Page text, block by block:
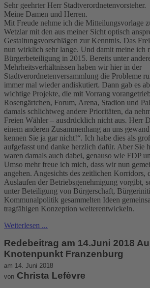
Sehr geehrter Herr Stadtverordnetenvorsteher.
Meine Damen und Herren.
Mit Freude nehme ich die Mitteilungsvorlage
Wetzlar mit den aus meiner Sicht optisch
Gestaltungsvorschlägen zur Kenntnis. Das
nun wirklich sehr lange. Und damit meine ich
Bürgerbeteiligung in 2015. Bereits unter
Mehrheitsverhältnissen haben wir hier in der
Stadtverordnetenversammlung die Probleme
immer mal wieder andiskutiert. Dann gab es
wichtige Projekte, die mit Vorrang
Rosengärtchen, Forum, Arena, Stadion und
damals schlichtweg andere Prioritäten, da
Freien Wähler – ausdrücklich nicht aus. Herr
einem anderen Zusammenhang an uns
kennen Sie ja gar nicht!“. Ich habe dies als
aufgefasst und danke herzlich dafür. Aber Sie
waren damals auch dabei, genauso wie FDP
Umso mehr freue ich mich, dass wir nun
angehen. Angesichts des zeitlichen Korridors,
Auslaufen der Betriebsgenehmigung vorgibt,
unter Beteiligung von Bürgerschaft,
Kommunalpolitik gesammelten Ideen
tragfähigen Konzeption weiterentwickeln.
Weiterlesen ...
Redebeitrag am 14.Juni 2018
Knotenpunkt Franzenburg
am 14. Juni 2018
von Christa Lefèvre